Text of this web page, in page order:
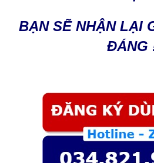
BẠN SẼ NHẬN LẠI
ĐÁNG